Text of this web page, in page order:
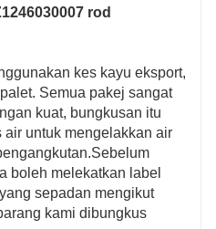
kes kayu eksport,
Semua pakej sangat
kuat, bungkusan itu
untuk mengelakkan air
boleh melekatkan label
sepadan mengikut
kami dibungkus